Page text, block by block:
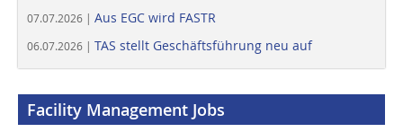
07.07.2026 | Aus EGC wird FASTR
06.07.2026 | TAS stellt Geschäftsführung neu auf
Facility Management Jobs